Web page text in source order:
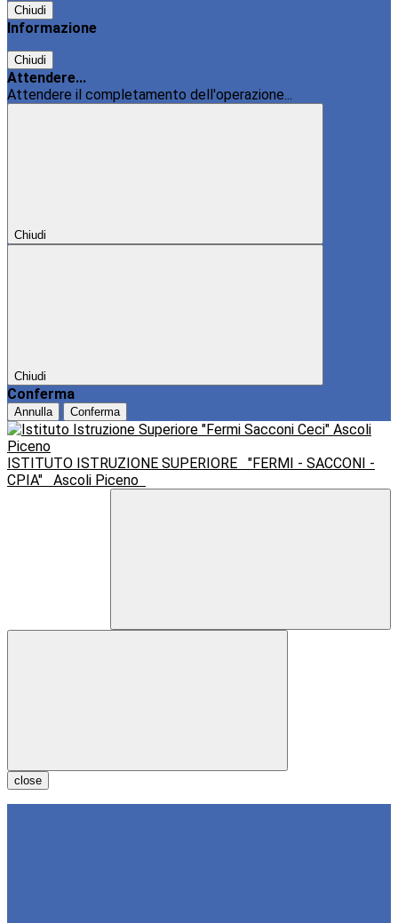
Chiudi
Informazione
Chiudi
Attendere...
Attendere il completamento dell'operazione...
Chiudi
Chiudi
Conferma
Annulla Conferma
ISTITUTO ISTRUZIONE SUPERIORE
"FERMI - SACCONI -
CPIA"
Ascoli Piceno
close